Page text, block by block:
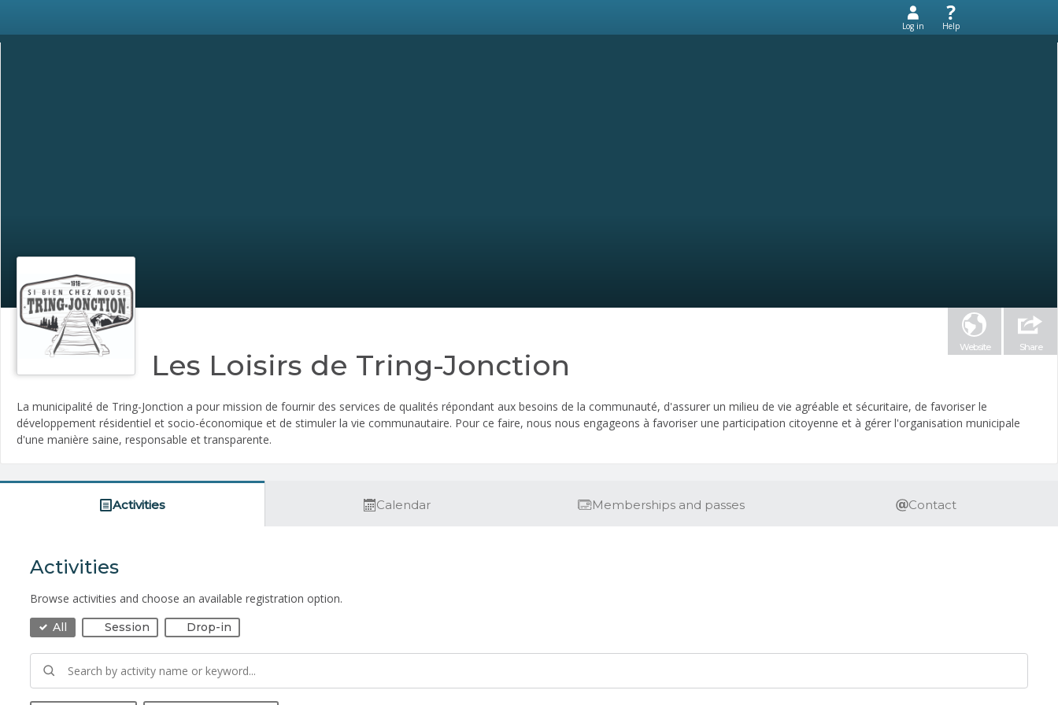
Log in Help
Website Share
Les Loisirs de Tring-Jonction
La municipalité de Tring-Jonction a pour mission de fournir des services de qualités répondant aux besoins de la communauté, d'assurer un milieu de vie agréable et sécuritaire, de favoriser le
développement résidentiel et socio-économique et de stimuler la vie communautaire. Pour ce faire, nous nous engageons à favoriser une participation citoyenne et à gérer l'organisation municipale
d'une manière saine, responsable et transparente.
Activities Calendar Memberships and passes Contact
Activities
Browse activities and choose an available registration option.
All Session Drop-in